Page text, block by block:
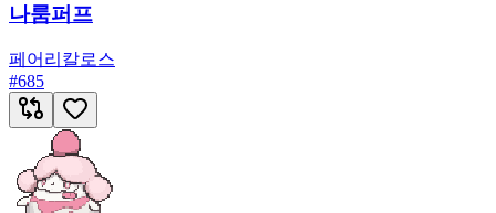
나룸퍼프
페어리 칼로스
#685